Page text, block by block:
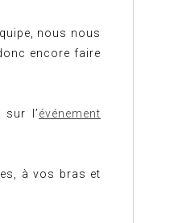
nous nous
encore faire
l’événement
à vos bras et